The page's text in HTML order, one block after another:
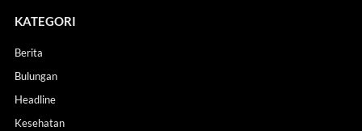
KATEGORI
Berita
Bulungan
Headline
Kesehatan